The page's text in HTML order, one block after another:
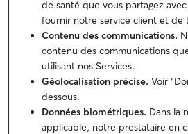
de santé que vous partagez
fournir notre service client et de
Contenu des communications.
contenu des communications
utilisant nos Services.
Géolocalisation précise. Voir
dessous.
Données biométriques. Dans la
applicable, notre prestataire en